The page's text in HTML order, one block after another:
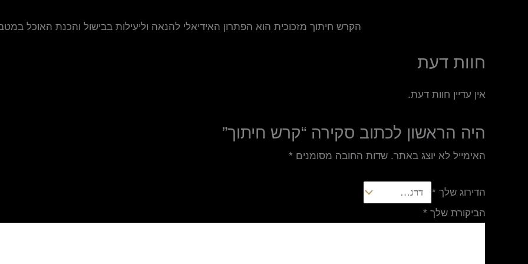
הקרש חיתוך מזכוכית הוא הפתרון האידיאלי להנאה וליעילות בבישול והכנת האוכל
חוות דעת
אין עדיין חוות דעת.
היה הראשון לכתוב סקירה “קרש חיתוך”
האימייל לא יוצג באתר. שדות החובה מסומנים *
הדירוג שלך *
הביקורת שלך *